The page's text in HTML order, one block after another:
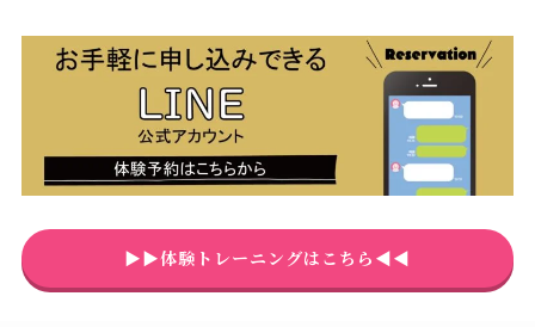
▶▶体験トレーニングはこちら◀◀